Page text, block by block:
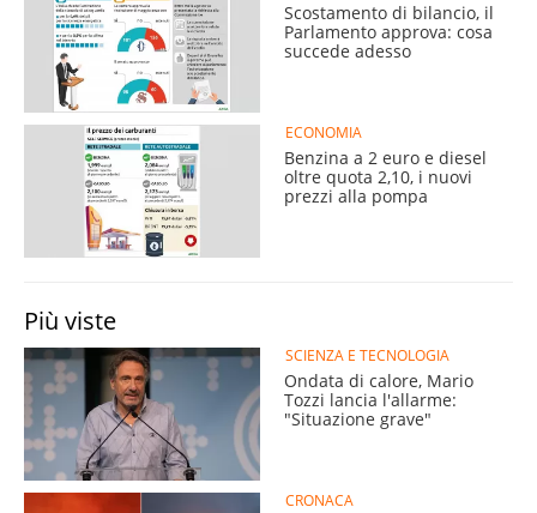
Scostamento di bilancio, il
Parlamento approva: cosa
succede adesso
ECONOMIA
Benzina a 2 euro e diesel
oltre quota 2,10, i nuovi
prezzi alla pompa
Più viste
SCIENZA E TECNOLOGIA
Ondata di calore, Mario
Tozzi lancia l'allarme:
"Situazione grave"
CRONACA